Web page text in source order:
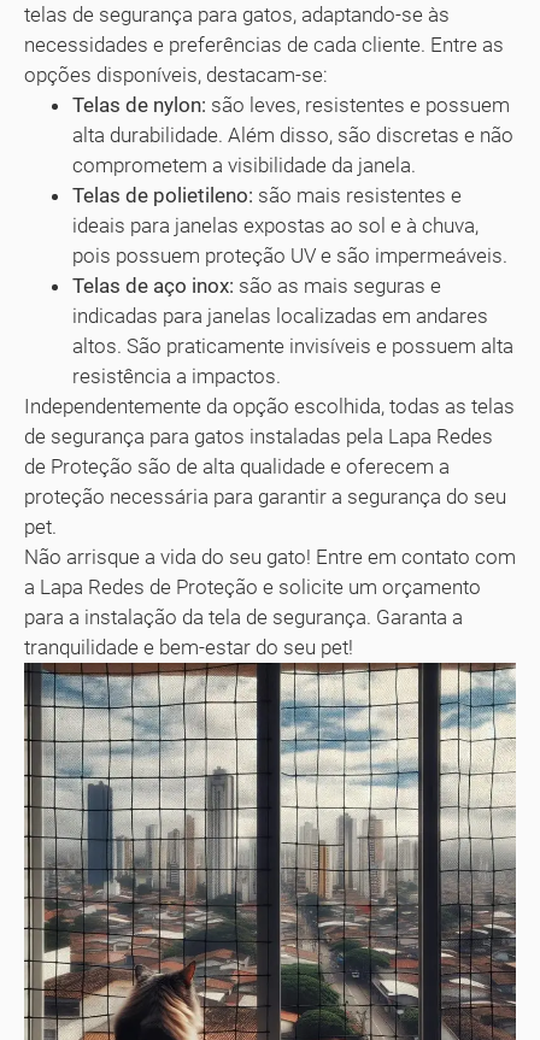
telas de segurança para gatos, adaptando-se às
necessidades e preferências de cada cliente. Entre as
opções disponíveis, destacam-se:
Telas de nylon: são leves, resistentes e possuem
alta durabilidade. Além disso, são discretas e não
comprometem a visibilidade da janela.
Telas de polietileno: são mais resistentes e
ideais para janelas expostas ao sol e à chuva,
pois possuem proteção UV e são impermeáveis.
Telas de aço inox: são as mais seguras e
indicadas para janelas localizadas em andares
altos. São praticamente invisíveis e possuem alta
resistência a impactos.
Independentemente da opção escolhida, todas as telas
de segurança para gatos instaladas pela Lapa Redes
de Proteção são de alta qualidade e oferecem a
proteção necessária para garantir a segurança do seu
pet.
Não arrisque a vida do seu gato! Entre em contato com
a Lapa Redes de Proteção e solicite um orçamento
para a instalação da tela de segurança. Garanta a
tranquilidade e bem-estar do seu pet!